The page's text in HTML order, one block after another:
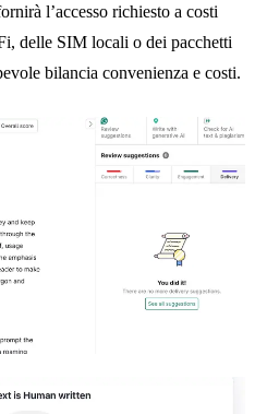
l’accesso richiesto a costi
delle SIM locali o dei pacchetti
bilancia convenienza e costi.